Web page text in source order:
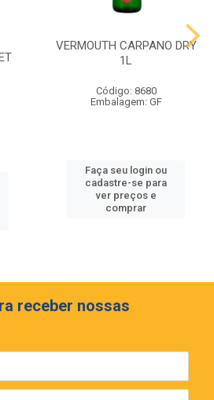
VERMOUTH CARPANO DRY
1L
Código: 8680
Embalagem: GF
Faça seu login ou
cadastre-se para
ver preços e
comprar
receber nossas